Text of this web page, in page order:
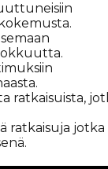
ratkaisuista,
ratkaisuja jotka